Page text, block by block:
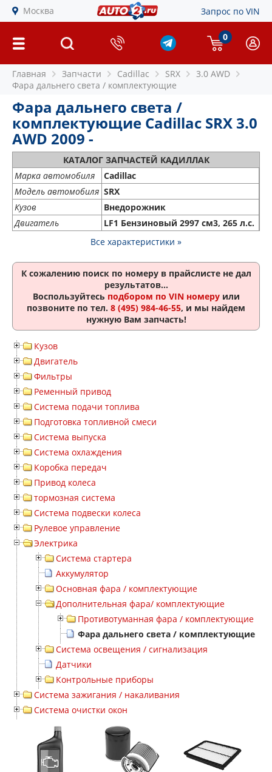
Москва Запрос по VIN
0
Главная Запчасти Cadillac SRX
3.0 AWD
Фара дальнего света / комплектующие
Фара дальнего света /
комплектующие Cadillac SRX 3.0
AWD 2009 -
КАТАЛОГ ЗАПЧАСТЕЙ КАДИЛЛАК
Марка автомобиля
Cadillac
Модель автомобиля SRX
Кузов
Внедорожник
Двигатель
LF1 Бензиновый 2997 см3, 265 л.с.
Все характеристики »
К сожалению поиск по номеру в прайслисте не дал
результатов...
Воспользуйтесь подбором по VIN номеруили
позвоните по тел. 8 (495) 984-46-55, и мы найдем
нужную Вам запчасть!
Кузов
Двигатель
Фильтры
Ременный привод
Система подачи топлива
Подготовка топливной смеси
Система выпуска
Система охлаждения
Коробка передач
Привод колеса
тормозная система
Система подвески колеса
Рулевое управление
Электрика
Система стартера
Аккумулятор
Основная фара / комплектующие
Дополнительная фара/ комплектующие
Противотуманная фара / комплектующие
Фара дальнего света / комплектующие
Система освещения / сигнализация
Датчики
Контрольные приборы
Система зажигания / накаливания
Система очистки окон